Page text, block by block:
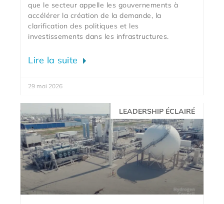
que le secteur appelle les gouvernements à
accélérer la création de la demande, la
clarification des politiques et les
investissements dans les infrastructures.
Lire la suite
29 mai 2026
LEADERSHIP ÉCLAIRÉ